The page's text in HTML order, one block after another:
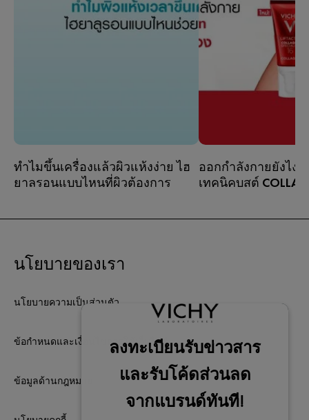
ทำไมขึ้นเครื่องแล้วผิวแห้งง่าย ไฮ
ยาลูรอนแบบไหนที่ผิวต้องการ
ออกกำลังกายยังไง
เทคนิคบูสต์
สายแอคทีฟหลายค
ขึ้น กระชับขึ้น และโ
หนักแค่ไหนก็ตาม
นโยบายของเรา
นโยบายความเป็นส่วนตัว
ข้อกำหนดและเงื่อนไขการใช้เว็บไซต์
ข้อมูลด้านกฎหมาย